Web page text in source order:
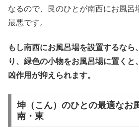
なるので、艮のひとが南西にお風呂
最悪です。
もし南西にお風呂場を設置するなら
り、緑色の小物をお風呂場に置くと
凶作用が抑えられます。
坤（こん）のひとの最適なお
南・東